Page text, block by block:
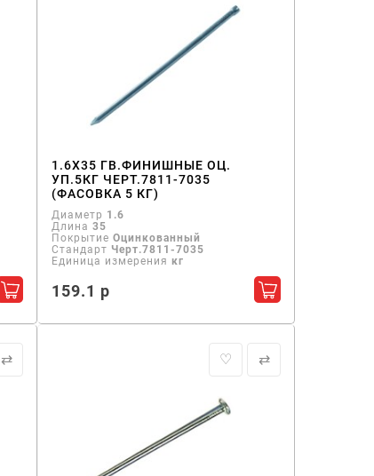
Добавить в корзину
1.6Х35 ГВ.ФИНИШНЫЕ ОЦ.
УП.5КГ ЧЕРТ.7811-7035
(ФАСОВКА 5 КГ)
Диаметр 1.6
Длина 35
Покрытие Оцинкованный
Стандарт Черт.7811-7035
Единица измерения кг
159.1 р Добавить в
⇄ ♡ ⇄